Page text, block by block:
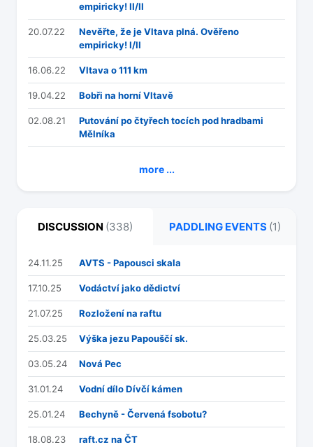
empiricky! II/II
20.07.22
Nevěřte, že je Vltava plná. Ověřeno
empiricky! I/II
16.06.22 Vltava o 111 km
19.04.22 Bobři na horní Vltavě
02.08.21
Putování po čtyřech tocích pod hradbami
Mělníka
more ...
DISCUSSION (338) PADDLING EVENTS (1)
24.11.25 AVTS - Papousci skala
17.10.25 Vodáctví jako dědictví
21.07.25 Rozložení na raftu
25.03.25 Výška jezu Papouščí sk.
03.05.24 Nová Pec
31.01.24 Vodní dílo Dívčí kámen
25.01.24 Bechyně - Červená fsobotu?
18.08.23 raft.cz na ČT